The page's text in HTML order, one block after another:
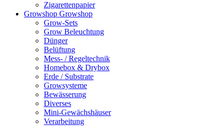
Zigarettenpapier
Growshop Growshop
Grow-Sets
Grow Beleuchtung
Dünger
Belüftung
Mess- / Regeltechnik
Homebox & Drybox
Erde / Substrate
Growsysteme
Bewässerung
Diverses
Mini-Gewächshäuser
Verarbeitung